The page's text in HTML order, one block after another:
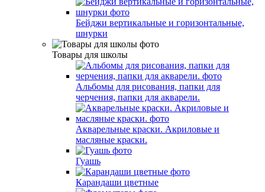
Бейджи вертикальные и горизонтальные,
шнурки
Товары для школы
Альбомы для рисования, папки для
черчения, папки для акварели.
Акварельные краски. Акриловые и
масляные краски.
Гуашь
Карандаши цветные